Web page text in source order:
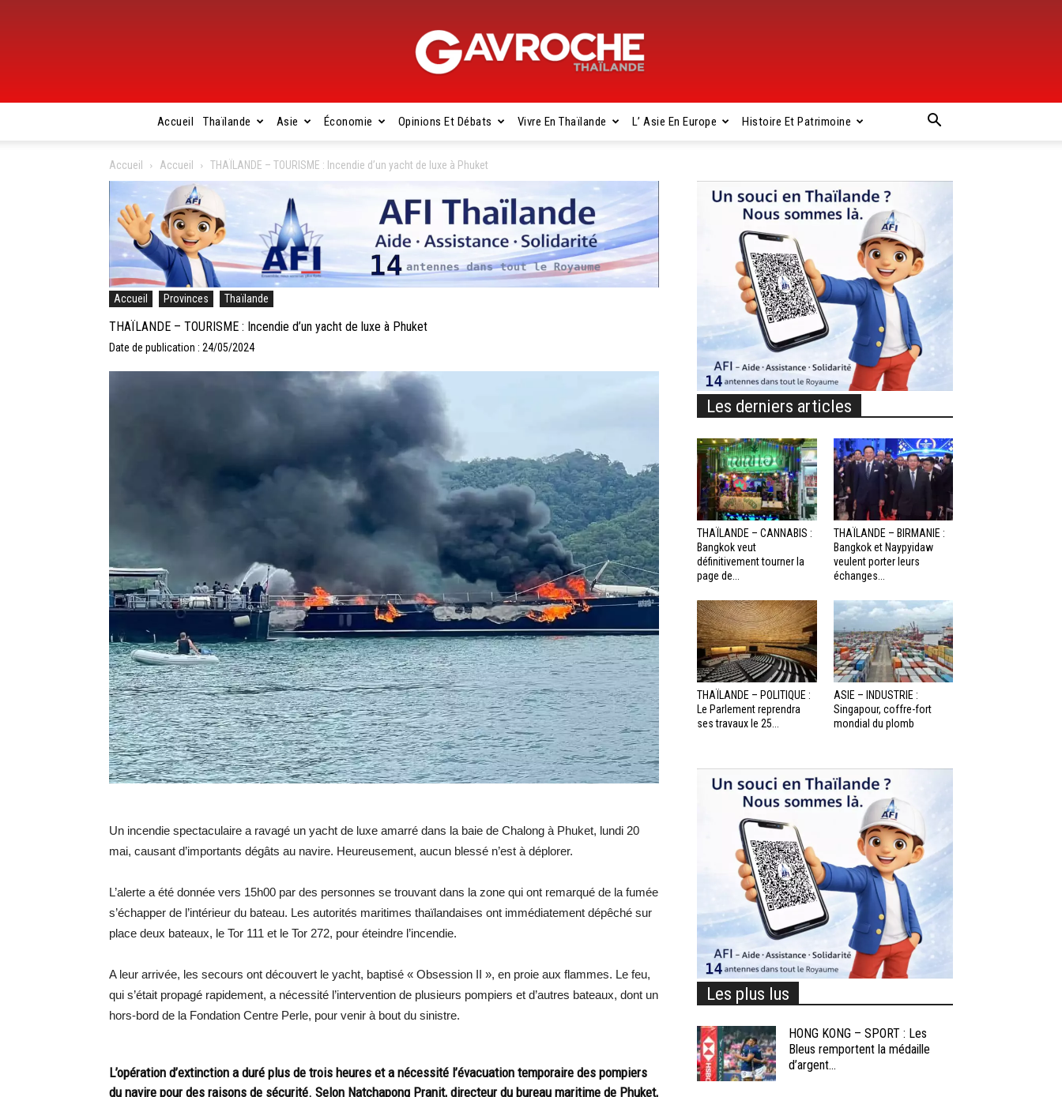
Gavroche
Thaïlande
Accueil Thaïlande Asie Économie Opinions Et Débats Vivre En Thaïlande L’ Asie En Europe Histoire Et Patrimoine
Accueil Accueil THAÏLANDE – TOURISME : Incendie d’un yacht de luxe à Phuket
Accueil Provinces Thaïlande
THAÏLANDE – TOURISME : Incendie d’un yacht de luxe à Phuket
Date de publication : 24/05/2024
Un incendie spectaculaire a ravagé un yacht de luxe amarré dans la baie de Chalong à Phuket, lundi 20
mai, causant d’importants dégâts au navire. Heureusement, aucun blessé n’est à déplorer.
L’alerte a été donnée vers 15h00 par des personnes se trouvant dans la zone qui ont remarqué de la fumée
s’échapper de l’intérieur du bateau. Les autorités maritimes thaïlandaises ont immédiatement dépêché sur
place deux bateaux, le Tor 111 et le Tor 272, pour éteindre l’incendie.
A leur arrivée, les secours ont découvert le yacht, baptisé « Obsession II », en proie aux flammes. Le feu,
qui s’était propagé rapidement, a nécessité l’intervention de plusieurs pompiers et d’autres bateaux, dont un
hors-bord de la Fondation Centre Perle, pour venir à bout du sinistre.
L’opération d’extinction a duré plus de trois heures et a nécessité l’évacuation temporaire des pompiers
du navire pour des raisons de sécurité. Selon Natchapong Pranit, directeur du bureau maritime de Phuket,
Les derniers articles
THAÏLANDE – CANNABIS :
Bangkok veut
définitivement tourner la
page de...
THAÏLANDE – BIRMANIE :
Bangkok et Naypyidaw
veulent porter leurs
échanges...
THAÏLANDE – POLITIQUE :
Le Parlement reprendra
ses travaux le 25...
ASIE – INDUSTRIE :
Singapour, coffre-fort
mondial du plomb
Les plus lus
HONG KONG – SPORT : Les
Bleus remportent la médaille
d’argent...